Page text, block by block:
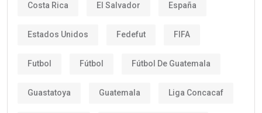
Costa Rica El Salvador España
Estados Unidos Fedefut FIFA
Futbol Fútbol Fútbol De Guatemala
Guastatoya Guatemala Liga Concacaf